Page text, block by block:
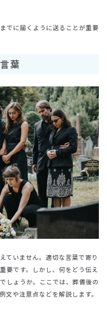
でに届くように送ることが重要
葉
ていません。適切な言葉で寄り
要です。しかし、何をどう伝え
しょうか。ここでは、葬儀後の
文や注意点などを解説します。